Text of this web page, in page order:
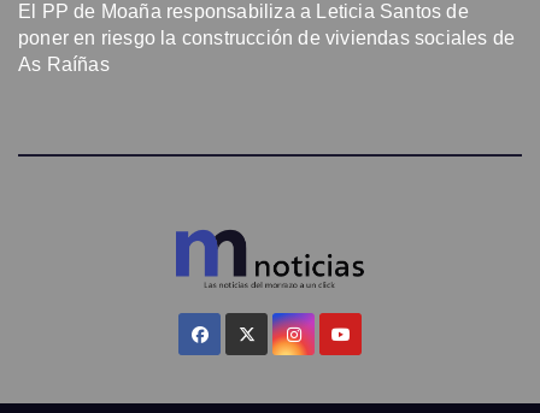
El PP de Moaña responsabiliza a Leticia Santos de
poner en riesgo la construcción de viviendas sociales de
As Raíñas